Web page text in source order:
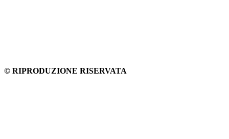
© RIPRODUZIONE RISERVATA